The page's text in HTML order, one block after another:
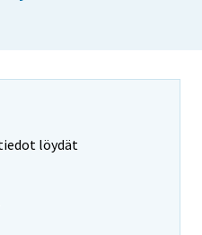
löydät